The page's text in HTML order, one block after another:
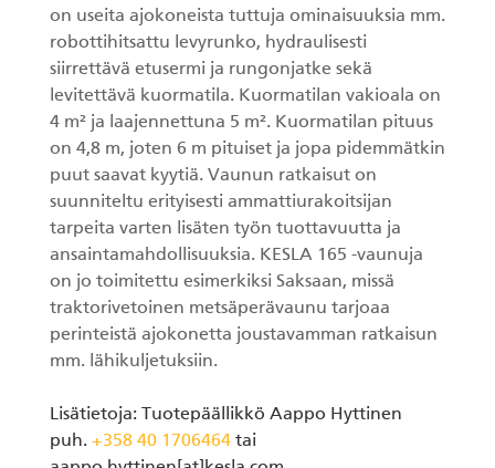
on useita ajokoneista tuttuja ominaisuuksia mm.
robottihitsattu levyrunko, hydraulisesti
siirrettävä etusermi ja rungonjatke sekä
levitettävä kuormatila. Kuormatilan vakioala on
4 m² ja laajennettuna 5 m². Kuormatilan pituus
on 4,8 m, joten 6 m pituiset ja jopa pidemmätkin
puut saavat kyytiä. Vaunun ratkaisut on
suunniteltu erityisesti ammattiurakoitsijan
tarpeita varten lisäten työn tuottavuutta ja
ansaintamahdollisuuksia. KESLA 165 -vaunuja
on jo toimitettu esimerkiksi Saksaan, missä
traktorivetoinen metsäperävaunu tarjoaa
perinteistä ajokonetta joustavamman ratkaisun
mm. lähikuljetuksiin.
Lisätietoja: Tuotepäällikkö Aappo Hyttinen
puh. +358 40 1706464 tai